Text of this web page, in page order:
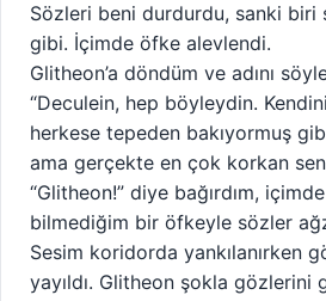
Sözleri beni durdurdu, sanki biri
gibi. İçimde öfke alevlendi.
Glitheon’a döndüm ve adını
“Deculein, hep böyleydin.
herkese tepeden bakıyormuş
ama gerçekte en çok korkan
“Glitheon!” diye bağırdım,
bilmediğim bir öfkeyle sözler
Sesim koridorda yankılanırken
yayıldı. Glitheon şokla gözlerini